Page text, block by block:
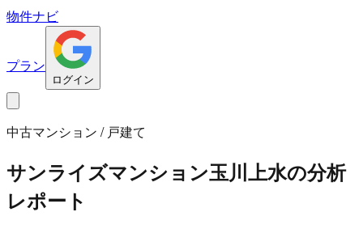
物件ナビ
プラン
ログイン
中古マンション / 戸建て
サンライズマンション玉川上水の分析
レポート